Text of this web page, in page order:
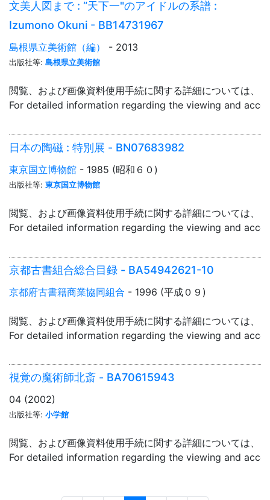
文美人図まで : “天下一"のアイドルの系譜 :
Izumono Okuni - BB14731967
島根県立美術館（編） - 2013
出版社等: 島根県立美術館
閲覧、および画像資料使用手続に関する詳細については、「
For detailed information regarding the viewing and
日本の陶磁 : 特別展 - BN07683982
東京国立博物館 - 1985 (昭和６０)
出版社等: 東京国立博物館
閲覧、および画像資料使用手続に関する詳細については、「
For detailed information regarding the viewing and
京都古書組合総合目録 - BA54942621-10
京都府古書籍商業協同組合 - 1996 (平成０９)
閲覧、および画像資料使用手続に関する詳細については、「
For detailed information regarding the viewing and
視覚の魔術師北斎 - BA70615943
04 (2002)
出版社等: 小学館
閲覧、および画像資料使用手続に関する詳細については、「
For detailed information regarding the viewing and